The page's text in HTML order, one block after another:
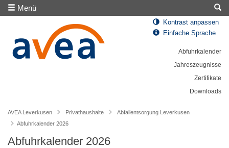
Menü
Kontrast anpassen
Einfache Sprache
Abfuhrkalender
Jahreszeugnisse
Zertifikate
Downloads
AVEA Leverkusen Privathaushalte
Abfallentsorgung Leverkusen
Abfuhrkalender 2026
Abfuhrkalender 2026